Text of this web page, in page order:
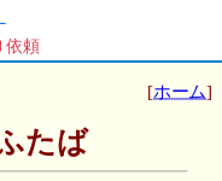
依頼